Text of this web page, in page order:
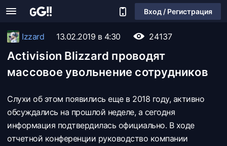
Вход / Регистрация
Izzard 13.02.2019 в 4:30 24137
Activision Blizzard проводят
массовое увольнение сотрудников
Слухи об этом появились еще в 2018 году, активно
обсуждались на прошлой неделе, а сегодня
информация подтвердилась официально. В ходе
отчетной конференции руководство компании